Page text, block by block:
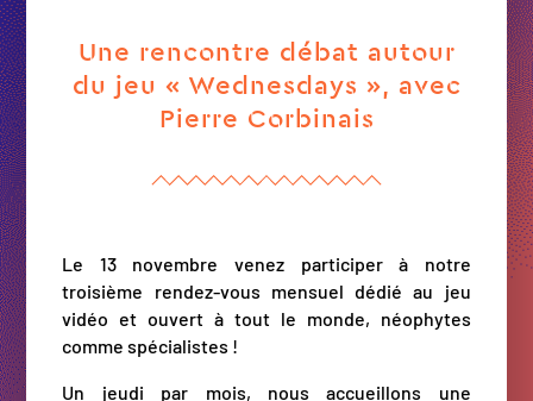
Une rencontre débat autour
du jeu « Wednesdays », avec
Pierre Corbinais
Le 13 novembre venez participer à notre
troisième rendez-vous mensuel dédié au jeu
vidéo et ouvert à tout le monde, néophytes
comme spécialistes !
Un jeudi par mois, nous accueillons une